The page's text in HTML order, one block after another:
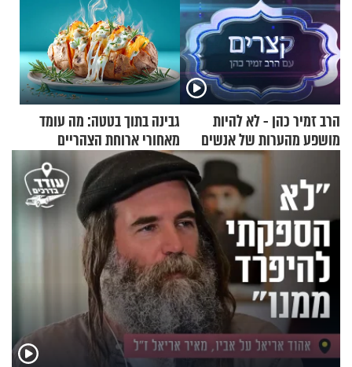
הרב זמיר כהן - לא להיות
מושפע מהערות של אנשים
גבינה בתוך בטטה: מה עומד
מאחורי ארוחת הצהריים
שכבשה את הרשת?